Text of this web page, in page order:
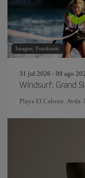
Imagen: Fotokostic
31 jul 2026 - 09 ago
Windsurf: Grand
Playa El Cabezo. Avda.